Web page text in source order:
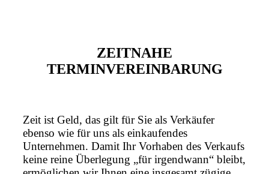
ZEITNAHE
TERMINVEREINBARUNG
Zeit ist Geld, das gilt für Sie als Verkäufer
ebenso wie für uns als einkaufendes
Unternehmen. Damit Ihr Vorhaben des Verkaufs
keine reine Überlegung „für irgendwann“ bleibt,